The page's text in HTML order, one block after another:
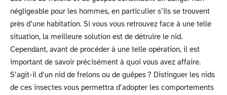
négligeable pour les hommes, en particulier s’ils se trouvent
près d’une habitation. Si vous vous retrouvez face à une telle
situation, la meilleure solution est de détruire le nid.
Cependant, avant de procéder à une telle opération, il est
important de savoir précisément à quoi vous avez affaire.
S’agit-il d’un nid de frelons ou de guêpes ? Distinguer les nids
de ces insectes vous permettra d’adopter les comportements